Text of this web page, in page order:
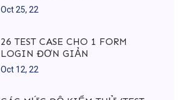
Oct 25, 22
26 TEST CASE CHO 1 FORM
LOGIN ĐƠN GIẢN
Oct 12, 22